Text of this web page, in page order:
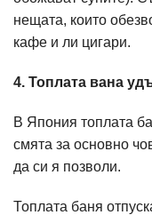
нещата, които
кафе и ли цигари.
4. Топлата вана
В Япония топлата
смята за основно
да си я позволи.
Топлата баня